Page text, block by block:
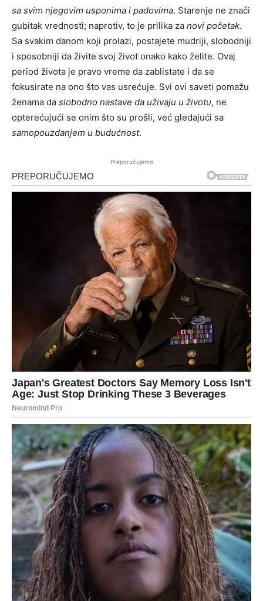
sa svim njegovim usponima i padovima. Starenje ne znači
gubitak vrednosti; naprotiv, to je prilika za novi početak.
Sa svakim danom koji prolazi, postajete mudriji, slobodniji
i sposobniji da živite svoj život onako kako želite. Ovaj
period života je pravo vreme da zablistate i da se
fokusirate na ono što vas usrećuje. Svi ovi saveti pomažu
ženama da slobodno nastave da uživaju u životu, ne
opterećujući se onim što su prošli, već gledajući sa
samopouzdanjem u budućnost.
Preporučujemo